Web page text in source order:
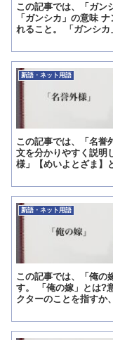
この記事では、「ガン
「ガンシカ」の意味
れること。 「ガンシ
新語・ネット用語
この記事では、「名誉
文を分かりやすく説明
様」【めいよとざま】
新語・ネット用語
この記事では、「俺の
す。 「俺の嫁」とは?
クターのことを指すか